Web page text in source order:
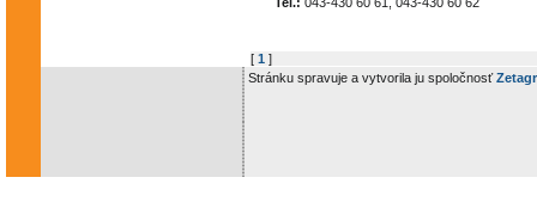
[ 1 ]
Stránku spravuje a vytvorila ju spoločnosť